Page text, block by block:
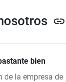
link
bien
de la empresa de